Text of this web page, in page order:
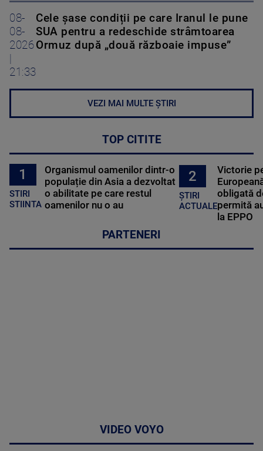
08-
08-
2026
21:33
Cele șase condiții pe care Iranul le pune
SUA pentru a redeschide strâmtoarea
Ormuz după „două războaie impuse”
VEZI MAI MULTE ȘTIRI
TOP CITITE
1
STIRI
STIINTA
Organismul oamenilor dintr-o
populație din Asia a dezvoltat
o abilitate pe care restul
oamenilor nu o au
2
ȘTIRI
ACTUALE
Victorie
obligată
permită
la EPPO
PARTENERI
VIDEO VOYO